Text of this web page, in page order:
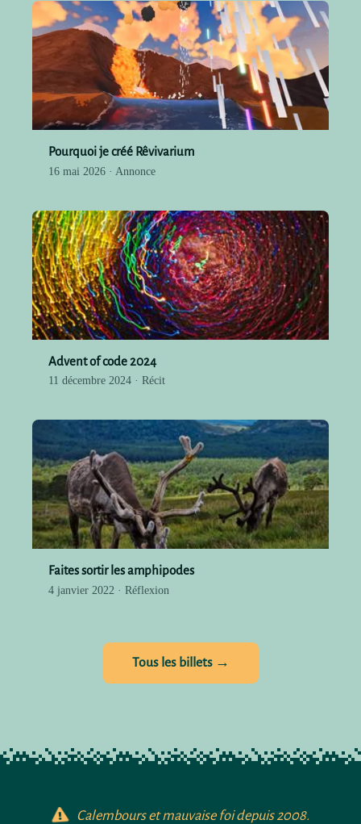
Pourquoi je créé Rêvivarium
16 mai 2026 · Annonce
Advent of code 2024
11 décembre 2024 · Récit
Faites sortir les amphipodes
4 janvier 2022 · Réflexion
Tous les billets →
Calembours et mauvaise foi depuis 2008.